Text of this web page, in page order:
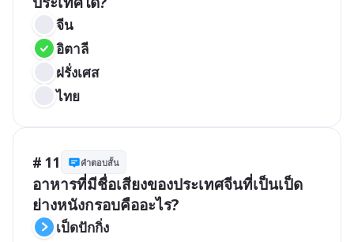
จีน
อิตาลี
ฝรั่งเศส
ไทย
# 11 คำตอบสั้น
อาหารที่มีชื่อเสียงของประเทศจีนที่เป็นเป็ด
ย่างหนังกรอบคืออะไร?
เป็ดปักกิ่ง